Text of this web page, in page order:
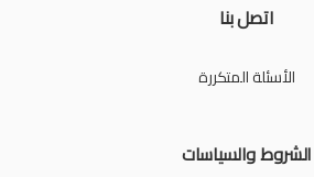
اتصل بنا
الأسئلة المتكررة
الشروط والسياسات